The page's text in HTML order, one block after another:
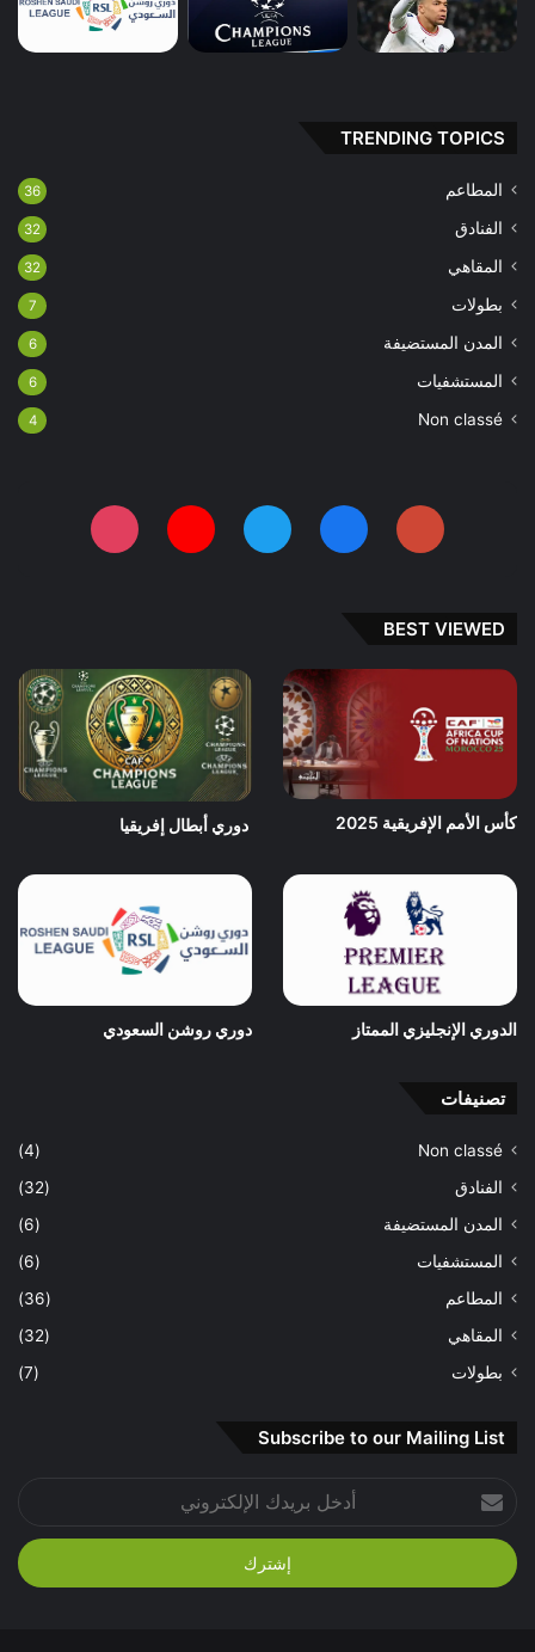
TRENDING TOPICS
المطاعم 36
الفنادق 32
المقاهي 32
بطولات 7
المدن المستضيفة 6
المستشفيات 6
Non classé
4
BEST VIEWED
كأس الأمم الإفريقية 2025 دوري أبطال إفريقيا
الدوري الإنجليزي الممتاز دوري روشن السعودي
تصنيفات
Non classé
(4)
الفنادق
(32)
المدن المستضيفة
(6)
المستشفيات
(6)
المطاعم
(36)
المقاهي
(32)
بطولات
(7)
Subscribe to our Mailing List
بريدك
الإلكتروني